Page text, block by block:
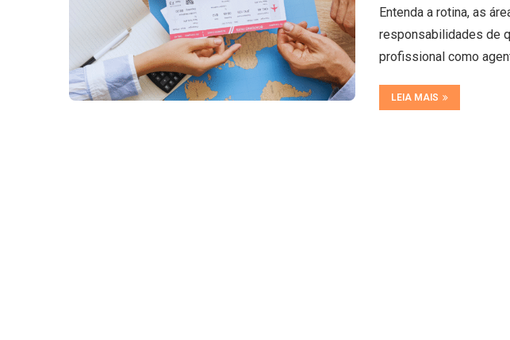
Entenda a rotina, as
responsabilidades de
profissional como
LEIA MAIS